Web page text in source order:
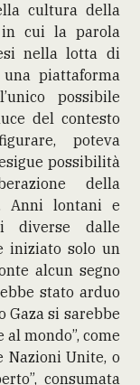
cultura della
in cui la parola
nella lotta di
piattaforma
possibile
del contesto
poteva
possibilità
della
Anni lontani e
diverse dalle
iniziato solo un
alcun segno
stato arduo
Gaza si sarebbe
mondo”, come
Nazioni Unite, o
consumata